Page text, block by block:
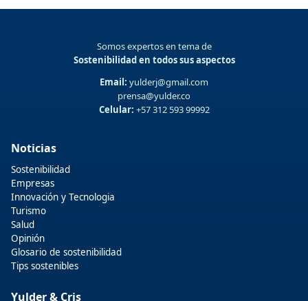
Somos expertos en tema de
Sostenibilidad en todos sus aspectos
Email: yulderj@gmail.com
prensa@yulder.co
Celular: +57 312 593 99992
Noticias
Sostenibilidad
Empresas
Innovación y Tecnologia
Turismo
Salud
Opinión
Glosario de sostenibilidad
Tips sostenibles
Yulder & Cris